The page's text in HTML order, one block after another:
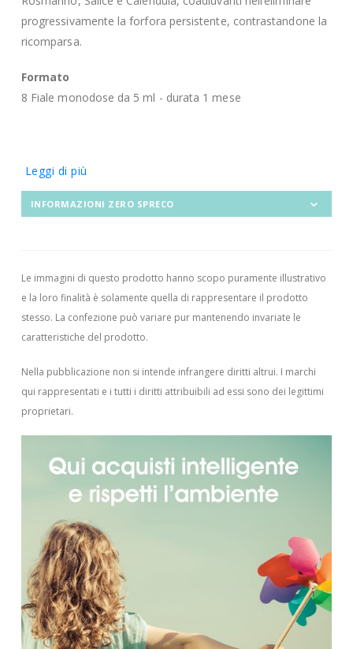
progressivamente la forfora persistente, contrastandone la
ricomparsa.
Formato
8 Fiale monodose da 5 ml - durata 1 mese
Leggi di più
INFORMAZIONI ZERO SPRECO
Le immagini di questo prodotto hanno scopo puramente illustrativo
e la loro finalità è solamente quella di rappresentare il prodotto
stesso. La confezione può variare pur mantenendo invariate le
caratteristiche del prodotto.
Nella pubblicazione non si intende infrangere diritti altrui. I marchi
qui rappresentati e i tutti i diritti attribuibili ad essi sono dei legittimi
proprietari.